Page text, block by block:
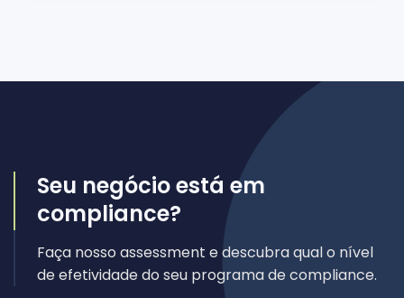
Seu negócio está em
compliance?
Faça nosso assessment e descubra qual o nível
de efetividade do seu programa de compliance.